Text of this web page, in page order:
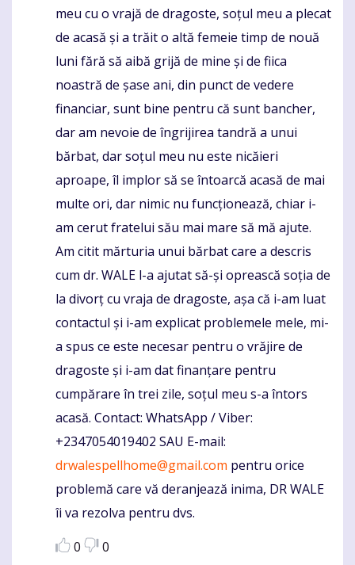
meu cu o vrajă de dragoste, soțul meu a plecat
de acasă și a trăit o altă femeie timp de nouă
luni fără să aibă grijă de mine și de fiica
noastră de șase ani, din punct de vedere
financiar, sunt bine pentru că sunt bancher,
dar am nevoie de îngrijirea tandră a unui
bărbat, dar soțul meu nu este nicăieri
aproape, îl implor să se întoarcă acasă de mai
multe ori, dar nimic nu funcționează, chiar i-
am cerut fratelui său mai mare să mă ajute.
Am citit mărturia unui bărbat care a descris
cum dr. WALE l-a ajutat să-și oprească soția de
la divorț cu vraja de dragoste, așa că i-am luat
contactul și i-am explicat problemele mele, mi-
a spus ce este necesar pentru o vrăjire de
dragoste și i-am dat finanțare pentru
cumpărare în trei zile, soțul meu s-a întors
acasă. Contact: WhatsApp / Viber:
+2347054019402 SAU E-mail:
drwalespellhome@gmail.com pentru orice
problemă care vă deranjează inima, DR WALE
îi va rezolva pentru dvs.
0
0